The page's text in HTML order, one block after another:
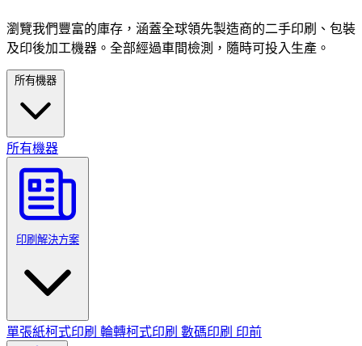
瀏覽我們豐富的庫存，涵蓋全球領先製造商的二手印刷、包裝
及印後加工機器。全部經過車間檢測，隨時可投入生產。
所有機器
所有機器
印刷解決方案
單張紙柯式印刷 輪轉柯式印刷 數碼印刷 印前